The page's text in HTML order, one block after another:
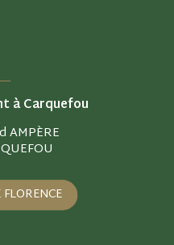
à Carquefou
AMPÈRE